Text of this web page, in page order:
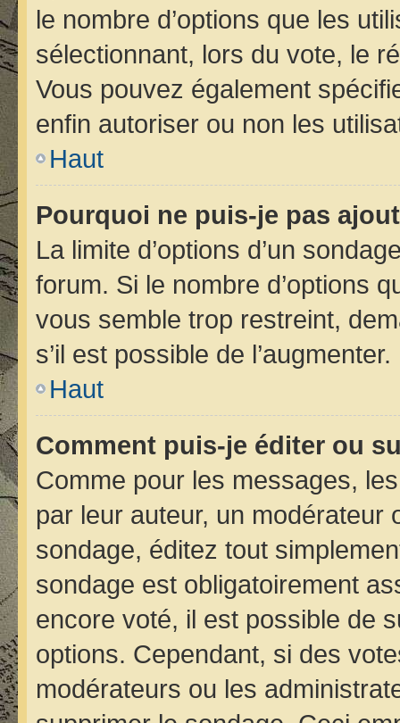
le nombre d’options que les
sélectionnant, lors du vote, le
Vous pouvez également
enfin autoriser ou non les
Haut
Pourquoi ne puis-je pas
La limite d’options d’un
forum. Si le nombre d’options
vous semble trop restreint,
s’il est possible de l’augmenter.
Haut
Comment puis-je éditer ou
Comme pour les messages,
par leur auteur, un modérateur
sondage, éditez tout
sondage est obligatoirement
encore voté, il est possible de
options. Cependant, si des
modérateurs ou les